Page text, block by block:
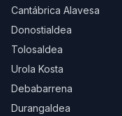
Cantábrica Alavesa
Donostialdea
Tolosaldea
Urola Kosta
Debabarrena
Durangaldea